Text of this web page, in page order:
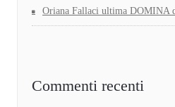
Oriana Fallaci ultima DOMINA
Commenti recenti